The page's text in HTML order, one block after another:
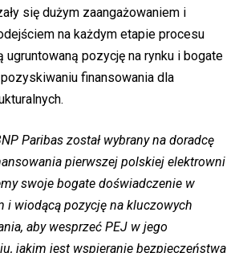
się dużym zaangażowaniem i
na każdym etapie procesu
ugruntowaną pozycję na rynku i bogate
finansowania dla
Paribas został wybrany na doradcę
pierwszej polskiej elektrowni
swoje bogate doświadczenie w
i wiodącą pozycję na kluczowych
aby wesprzeć PEJ w jego
jakim jest wspieranie bezpieczeństwa